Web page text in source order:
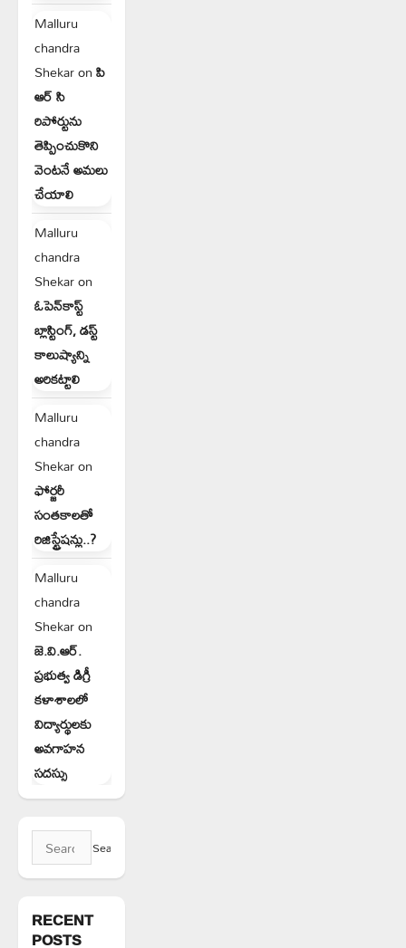
Malluru
chandra
Shekaronపి
ఆర్ సి
రిపోర్టును
తెప్పించుకొని
వెంటనే అమలు
చేయాలి
Malluru
chandra
Shekaron
ఓపెన్‌కాస్ట్
బ్లాస్టింగ్, డస్ట్
కాలుష్యాన్ని
అరికట్టాలి
Malluru
chandra
Shekaron
ఫోర్జరీ
సంతకాలతో
రిజిస్ట్రేషన్లు..?
Malluru
chandra
Shekaron
జె.వి.ఆర్.
ప్రభుత్వ డిగ్రీ
కళాశాలలో
విద్యార్థులకు
అవగాహన
సదస్సు
Search
for:
RECENT
POSTS